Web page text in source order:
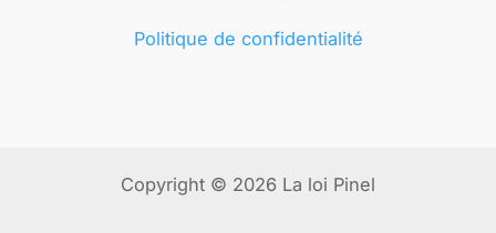
Politique de confidentialité
Copyright © 2026 La loi Pinel